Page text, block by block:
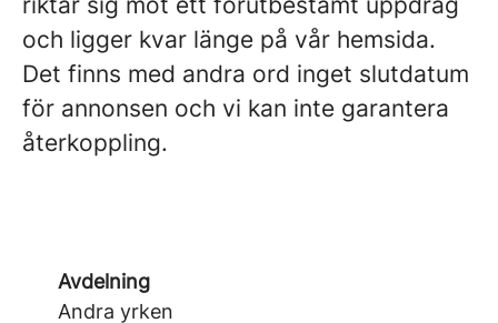
och ligger kvar länge på vår hemsida.
Det finns med andra ord inget slutdatum
för annonsen och vi kan inte garantera
återkoppling.
Avdelning
Andra yrken